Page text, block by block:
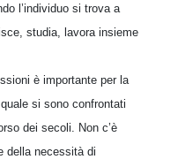
l’individuo si trova a
studia, lavora insieme
è importante per la
si sono confrontati
dei secoli. Non c’è
della necessità di